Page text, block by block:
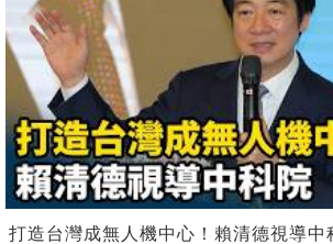
打造台灣成無人機中心！賴清德視導中